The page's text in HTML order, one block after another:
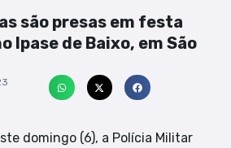
são presas em festa
Ipase de Baixo, em São
domingo (6), a Polícia Militar